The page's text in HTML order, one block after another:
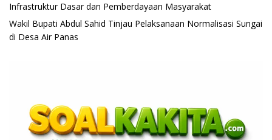
Infrastruktur Dasar dan Pemberdayaan Masyarakat
Wakil Bupati Abdul Sahid Tinjau Pelaksanaan Normalisasi Sungai
di Desa Air Panas